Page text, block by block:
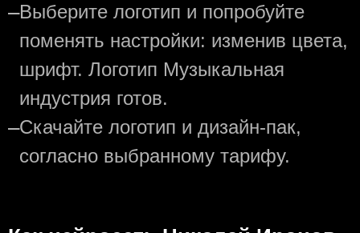
—Выберите логотип и попробуйте
поменять настройки: изменив цвета,
шрифт. Логотип Музыкальная
индустрия готов.
—Скачайте логотип и дизайн-пак,
согласно выбранному тарифу.